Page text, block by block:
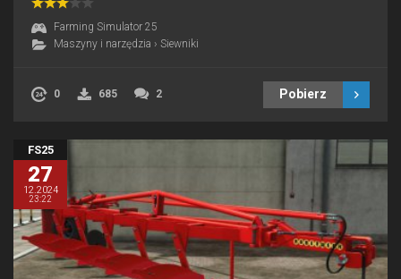
Farming Simulator 25
Maszyny i narzędzia › Siewniki
0 685 2 Pobierz
FS25
27
12.2024
23:22